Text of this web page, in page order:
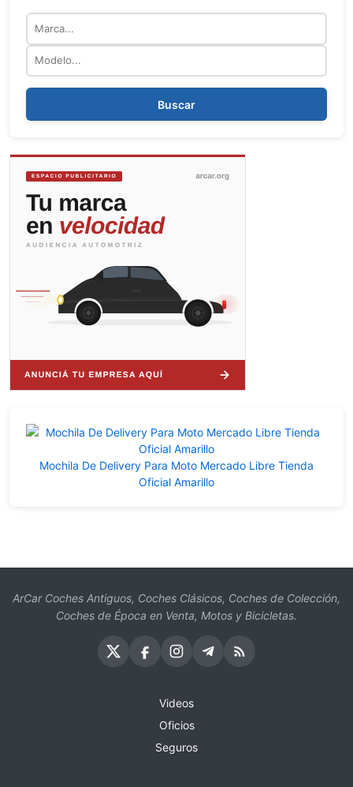
Marca
Modelo
Buscar
Mochila De Delivery Para Moto Mercado Libre Tienda
Oficial Amarillo
ArCar Coches Antiguos, Coches Clásicos, Coches de Colección,
Coches de Época en Venta, Motos y Bicicletas.
Videos
Oficios
Seguros